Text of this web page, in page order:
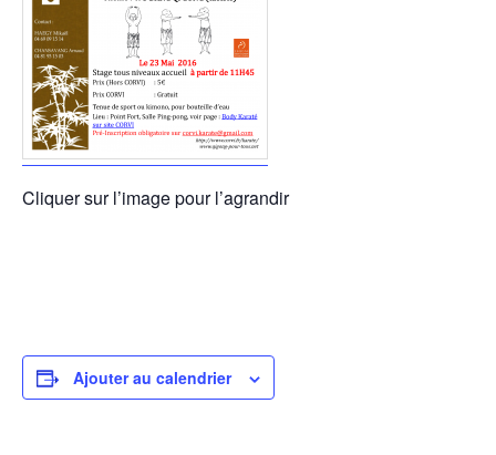
Cliquer sur l’image pour l’agrandir
Ajouter au calendrier